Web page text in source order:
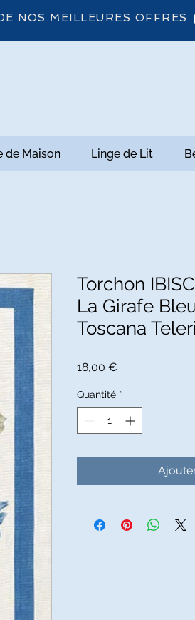
NOS MEILLEURES OFFRES
de Maison Linge de Lit
Torchon
La Girafe
Toscana
18,00 €
Quantité *